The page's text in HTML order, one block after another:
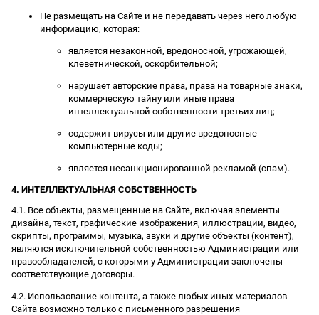
Не размещать на Сайте и не передавать через него любую
информацию, которая:
является незаконной, вредоносной, угрожающей,
клеветнической, оскорбительной;
нарушает авторские права, права на товарные знаки,
коммерческую тайну или иные права
интеллектуальной собственности третьих лиц;
содержит вирусы или другие вредоносные
компьютерные коды;
является несанкционированной рекламой (спам).
4. ИНТЕЛЛЕКТУАЛЬНАЯ СОБСТВЕННОСТЬ
4.1. Все объекты, размещенные на Сайте, включая элементы
дизайна, текст, графические изображения, иллюстрации, видео,
скрипты, программы, музыка, звуки и другие объекты (контент),
являются исключительной собственностью Администрации или
правообладателей, с которыми у Администрации заключены
соответствующие договоры.
4.2. Использование контента, а также любых иных материалов
Сайта возможно только с письменного разрешения